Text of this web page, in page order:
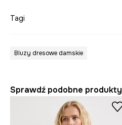
Tagi
Bluzy dresowe damskie
Sprawdź podobne produkty